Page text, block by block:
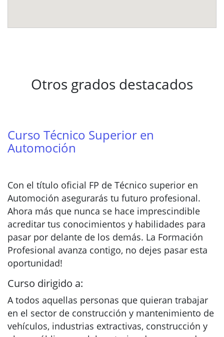
Otros grados destacados
Curso Técnico Superior en
Automoción
Con el título oficial FP de Técnico superior en
Automoción asegurarás tu futuro profesional.
Ahora más que nunca se hace imprescindible
acreditar tus conocimientos y habilidades para
pasar por delante de los demás. La Formación
Profesional avanza contigo, no dejes pasar esta
oportunidad!
Curso dirigido a:
A todos aquellas personas que quieran trabajar
en el sector de construcción y mantenimiento de
vehículos, industrias extractivas, construcción y